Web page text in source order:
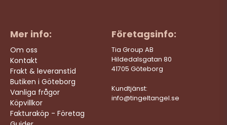
Mer info:
Om oss
Kontakt
Frakt & leveranstid
Butiken i Göteborg
Vanliga frågor
Köpvillkor
Fakturaköp - Företag
Företagsinfo:
Tia Group AB
Hildedalsgatan 80
41705 Göteborg
Kundtjänst:
info@tingeltangel.se